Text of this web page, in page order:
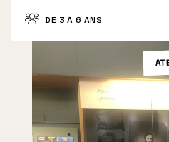
DE 3 À 6 ANS